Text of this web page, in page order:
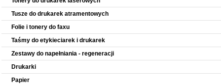
Tusze do drukarek atramentowych
Folie i tonery do faxu
Taśmy do etykieciarek i drukarek
Zestawy do napełniania - regeneracji
Drukarki
Papier